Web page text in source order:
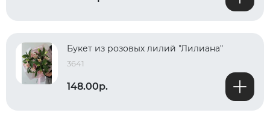
Букет из розовых лилий "Лилиана"
3641
148.00р.